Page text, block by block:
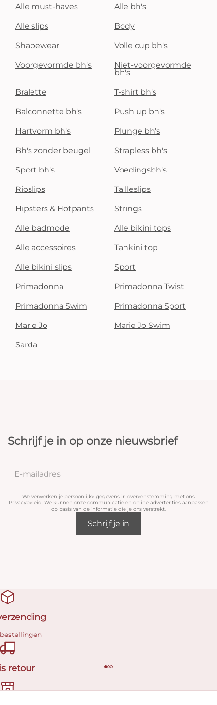
Alle must-haves Alle bh's
Alle slips Body
Shapewear Volle cup bh's
Voorgevormde bh's
Niet-voorgevormde
bh's
Bralette T-shirt bh's
Balconnette bh's Push up bh's
Hartvorm bh's Plunge bh's
Bh's zonder beugel Strapless bh's
Sport bh's Voedingsbh's
Rioslips Tailleslips
Hipsters & Hotpants Strings
Alle badmode Alle bikini tops
Alle accessoires Tankini top
Alle bikini slips Sport
Primadonna Primadonna Twist
Primadonna Swim Primadonna Sport
Marie Jo Marie Jo Swim
Sarda
Schrijf je in op onze nieuwsbrief
We verwerken je persoonlijke gegevens in overeenstemming met ons
Privacybeleid. We kunnen onze communicatie en online advertenties aanpassen
op basis van de informatie die je ons verstrekt.
Schrijf je in
retour